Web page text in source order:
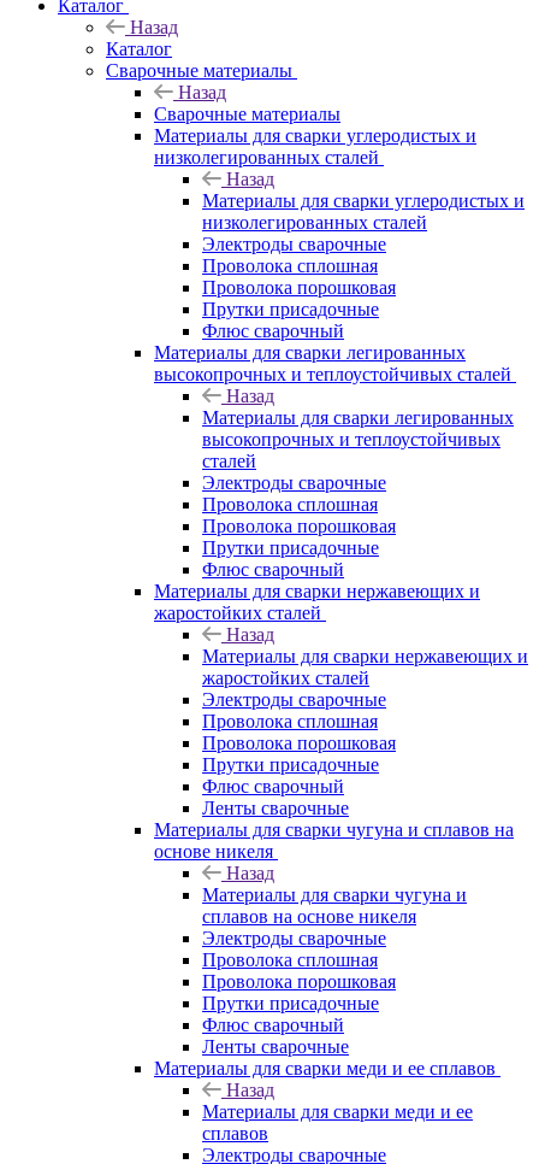
Каталог
Назад
Каталог
Сварочные материалы
Назад
Сварочные материалы
Материалы для сварки углеродистых и
низколегированных сталей
Назад
Материалы для сварки углеродистых и
низколегированных сталей
Электроды сварочные
Проволока сплошная
Проволока порошковая
Прутки присадочные
Флюс сварочный
Материалы для сварки легированных
высокопрочных и теплоустойчивых сталей
Назад
Материалы для сварки легированных
высокопрочных и теплоустойчивых
сталей
Электроды сварочные
Проволока сплошная
Проволока порошковая
Прутки присадочные
Флюс сварочный
Материалы для сварки нержавеющих и
жаростойких сталей
Назад
Материалы для сварки нержавеющих и
жаростойких сталей
Электроды сварочные
Проволока сплошная
Проволока порошковая
Прутки присадочные
Флюс сварочный
Ленты сварочные
Материалы для сварки чугуна и сплавов на
основе никеля
Назад
Материалы для сварки чугуна и
сплавов на основе никеля
Электроды сварочные
Проволока сплошная
Проволока порошковая
Прутки присадочные
Флюс сварочный
Ленты сварочные
Материалы для сварки меди и ее сплавов
Назад
Материалы для сварки меди и ее
сплавов
Электроды сварочные